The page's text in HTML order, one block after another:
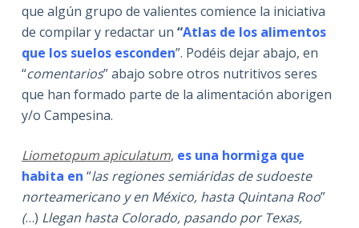
que algún grupo de valientes comience la iniciativa
de compilar y redactar un “Atlas de los alimentos
que los suelos esconden”. Podéis dejar abajo, en
“comentarios” abajo sobre otros nutritivos seres
que han formado parte de la alimentación aborigen
y/o Campesina.
Liometopum apiculatum, es una hormiga que
habita en “las regiones semiáridas de sudoeste
norteamericano y en México, hasta Quintana Roo”
(…) Llegan hasta Colorado, pasando por Texas,